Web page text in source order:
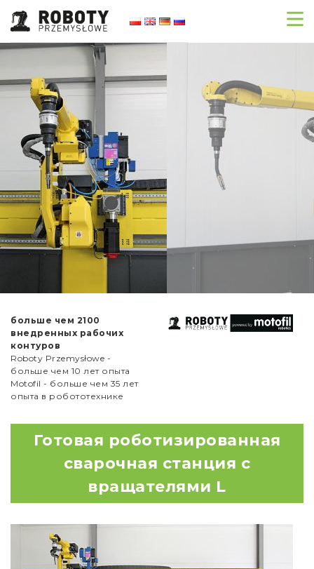
больше чем 2100
внедренных рабочих
контуров
Roboty Przemysłowe -
больше чем 10 лет опыта
Motofil - больше чем 35 лет
опыта в робототехнике
Готовая роботизированная
сварочная станция с
вращателями L